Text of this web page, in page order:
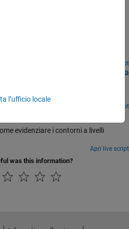
etichette delle tacche sugli
delle tacche lungo un asse, ad
del valore delle tacche o il testo
delle tacche.
Apri live script
tridimensionali in base all'altezza
barra in base alla sua altezza.
Apri live script
evidenziare i contorni a livelli
Apri live script
was this information?
l’ufficio locale